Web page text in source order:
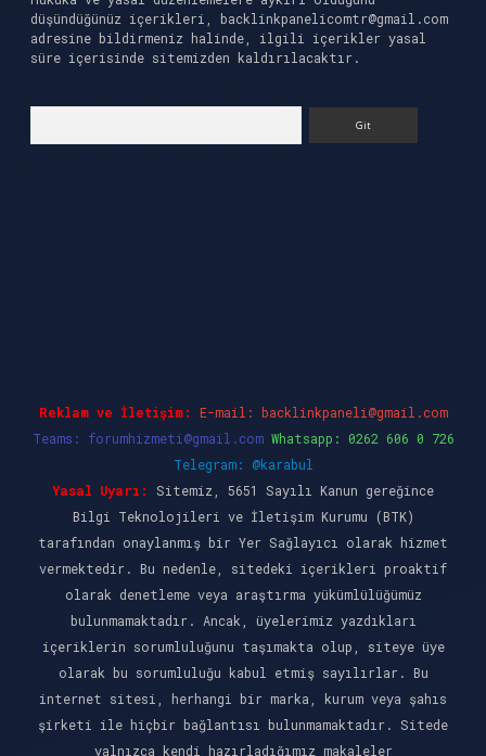
düşündüğünüz içerikleri, backlinkpanelicomtr@gmail.com
adresine bildirmeniz halinde, ilgili içerikler yasal
süre içerisinde sitemizden kaldırılacaktır.
Reklam ve İletişim: E-mail: backlinkpaneli@gmail.com
Teams: forumhizmeti@gmail.com Whatsapp: 0262 606 0 726
Telegram: @karabul
Yasal Uyarı:
Sitemiz, 5651 Sayılı Kanun gereğince
Bilgi Teknolojileri ve İletişim Kurumu (BTK)
tarafından onaylanmış bir Yer Sağlayıcı olarak hizmet
vermektedir. Bu nedenle, sitedeki içerikleri proaktif
olarak denetleme veya araştırma yükümlülüğümüz
bulunmamaktadır. Ancak, üyelerimiz yazdıkları
içeriklerin sorumluluğunu taşımakta olup, siteye üye
olarak bu sorumluluğu kabul etmiş sayılırlar. Bu
internet sitesi, herhangi bir marka, kurum veya şahıs
şirketi ile hiçbir bağlantısı bulunmamaktadır. Sitede
yalnızca kendi hazırladığımız makaleler